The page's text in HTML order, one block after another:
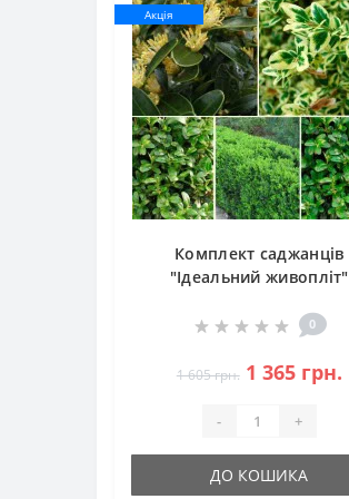
Акція
Комплект саджанців
"Ідеальний живопліт"
0
1 605 грн. 1 365 грн.
- +
ДО КОШИКА